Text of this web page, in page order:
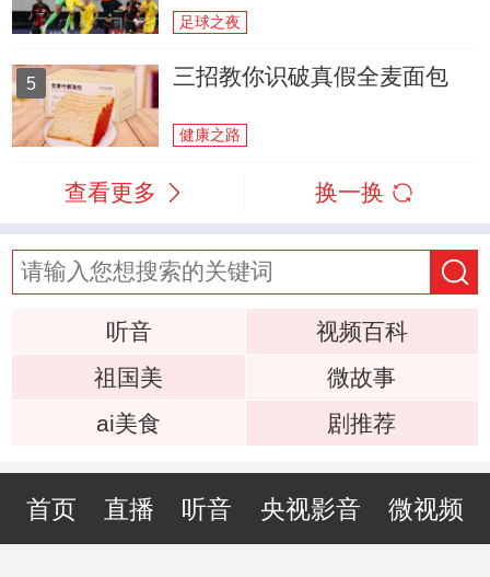
足球之夜
5 三招教你识破真假全麦面包
健康之路
查看更多 换一换
听音
视频百科
祖国美
微故事
ai美食
剧推荐
首页 直播 听音 央视影音 微视频